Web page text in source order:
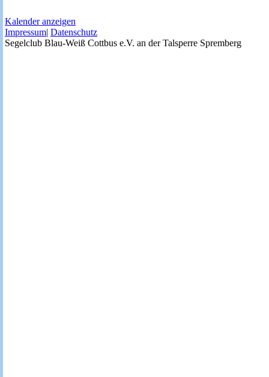
Kalender anzeigen
Impressum| Datenschutz
Segelclub Blau-Weiß Cottbus e.V. an der Talsperre Spremberg